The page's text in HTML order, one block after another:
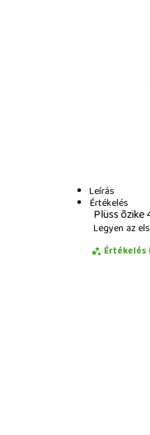
Leírás
Értékelés
Plüss õzike
Legyen az
Értékelés